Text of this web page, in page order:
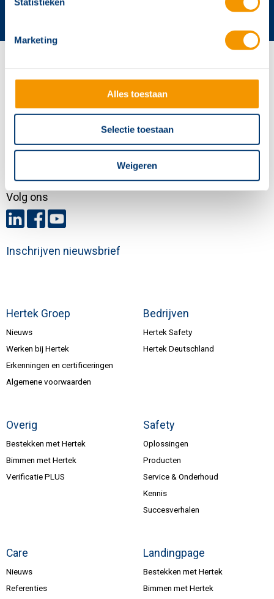
Marketing
Alles toestaan
Selectie toestaan
Weigeren
Hertek Groep
Nieuws
Werken bij Hertek
Erkenningen en certificeringen
Algemene voorwaarden
Bedrijven
Hertek Safety
Hertek Deutschland
Overig
Bestekken met Hertek
Bimmen met Hertek
Verificatie PLUS
Safety
Oplossingen
Producten
Service & Onderhoud
Kennis
Succesverhalen
Care
Nieuws
Referenties
Landingpage
Bestekken met Hertek
Bimmen met Hertek
Hertek Groep hoofdkantoor
6003 DE Weert
+31 (0)495 584111
Volg ons
Inschrijven nieuwsbrief